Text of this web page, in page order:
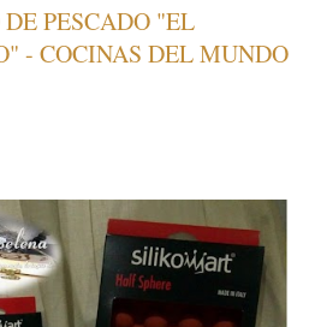
PESCADO "EL
- COCINAS DEL MUNDO